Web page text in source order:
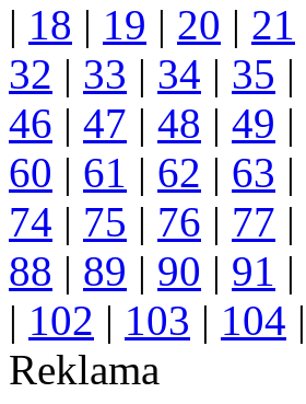
| 18 | 19 | 20 | 21
32 | 33 | 34 | 35 |
46 | 47 | 48 | 49 |
60 | 61 | 62 | 63 |
74 | 75 | 76 | 77 |
88 | 89 | 90 | 91 |
| 102 | 103 | 104 |
Reklama